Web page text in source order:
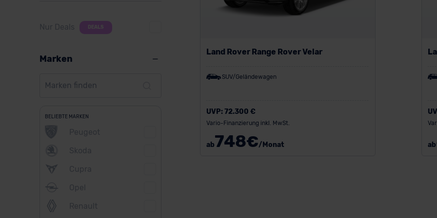
Nur Deals DEALS
Marken
BELIEBTE MARKEN
Peugeot
Skoda
Cupra
Opel
Renault
Land Rover Range Rover Velar
SUV/Geländewagen
UVP: 72.300 €
Vario-Finanzierung inkl. MwSt.
ab748€/Monat ab